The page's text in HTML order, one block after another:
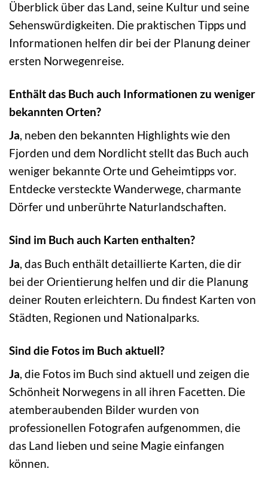
Überblick über das Land, seine Kultur und seine
Sehenswürdigkeiten. Die praktischen Tipps und
Informationen helfen dir bei der Planung deiner
ersten Norwegenreise.
Enthält das Buch auch Informationen zu weniger
bekannten Orten?
Ja, neben den bekannten Highlights wie den
Fjorden und dem Nordlicht stellt das Buch auch
weniger bekannte Orte und Geheimtipps vor.
Entdecke versteckte Wanderwege, charmante
Dörfer und unberührte Naturlandschaften.
Sind im Buch auch Karten enthalten?
Ja, das Buch enthält detaillierte Karten, die dir
bei der Orientierung helfen und dir die Planung
deiner Routen erleichtern. Du findest Karten von
Städten, Regionen und Nationalparks.
Sind die Fotos im Buch aktuell?
Ja, die Fotos im Buch sind aktuell und zeigen die
Schönheit Norwegens in all ihren Facetten. Die
atemberaubenden Bilder wurden von
professionellen Fotografen aufgenommen, die
das Land lieben und seine Magie einfangen
können.